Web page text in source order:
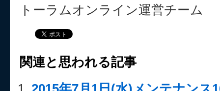
トーラムオンライン運営チーム
関連と思われる記事